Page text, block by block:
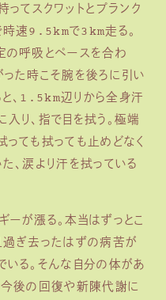
ってスクワットとプランク
時速9.5kmで3km走る。
の呼吸とペースを合わ
た時こそ腕を後ろに引い
と、1.5km辺りから全身汗
り、指で目を拭う。極端
ても拭っても止めどなく
、涙より汗を拭っている
が漲る。本当はずっとこ
過ぎ去ったはずの病苦が
る。そんな自分の体があ
今後の回復や新陳代謝に